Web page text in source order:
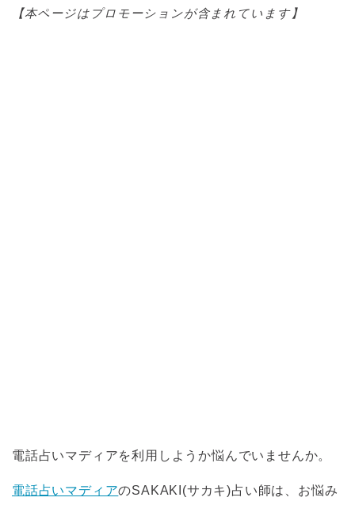
【本ページはプロモーションが含まれています】
電話占いマディアを利用しようか悩んでいませんか。
電話占いマディアのSAKAKI(サカキ)占い師は、お悩み